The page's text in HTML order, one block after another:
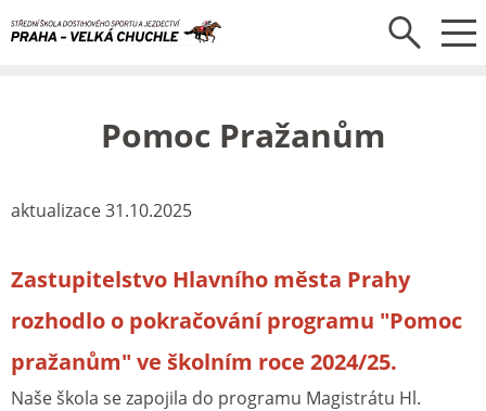
Pomoc Pražanům
aktualizace 31.10.2025
Zastupitelstvo Hlavního města Prahy
rozhodlo o pokračování programu "Pomoc
pražanům" ve školním roce 2024/25.
Naše škola se zapojila do programu Magistrátu Hl.